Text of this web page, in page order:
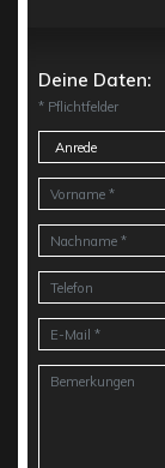
Deine Daten:
* Pflichtfelder